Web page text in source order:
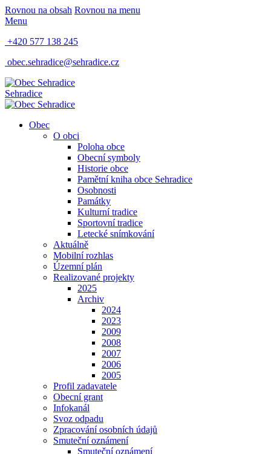
Rovnou na obsah Rovnou na menu
Menu
+420 577 138 245
obec.sehradice@sehradice.cz
Sehradice
Obec
O obci
Poloha obce
Obecní symboly
Historie obce
Pamětní kniha obce Sehradice
Osobnosti
Památky
Kulturní tradice
Sportovní tradice
Letecké snímkování
Aktuálně
Mobilní rozhlas
Územní plán
Realizované projekty
2025
Archiv
2024
2023
2009
2008
2007
2006
2005
Profil zadavatele
Obecní grant
Infokanál
Svoz odpadu
Zpracování osobních údajů
Smuteční oznámení
Smuteční oznámení